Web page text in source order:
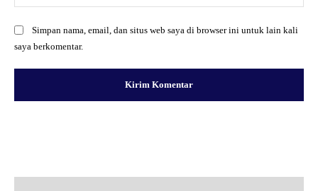
Simpan nama, email, dan situs web saya di browser ini untuk lain kali
saya berkomentar.